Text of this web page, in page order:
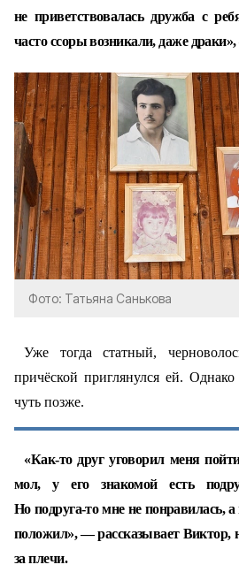
не приветствовалась дружба с
часто ссоры возникали, даже
Фото: Татьяна Санькова
Уже тогда статный,
причёской приглянулся ей.
чуть позже.
«Как‑то друг уговорил меня
мол, у его знакомой есть
Но подруга‑то мне не понравилась, а
положил», — рассказывает Виктор,
за плечи.